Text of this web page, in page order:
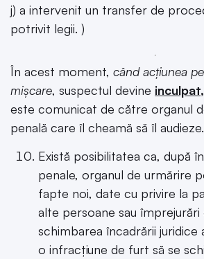
j) a intervenit un transfer de
potrivit legii. )
În acest moment, când acțiunea
mișcare, suspectul devine inculpat,
este comunicat de către organul
penală care îl cheamă să îl audieze.
Există posibilitatea ca, după
penale, organul de urmărire
fapte noi, date cu privire la
alte persoane sau
schimbarea încadrării juridice
o infracțiune de furt să se